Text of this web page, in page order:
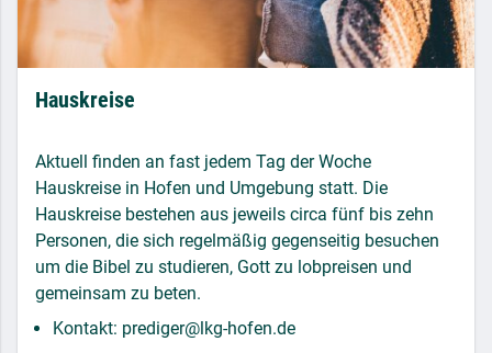
Hauskreise
Aktuell finden an fast jedem Tag der Woche
Hauskreise in Hofen und Umgebung statt. Die
Hauskreise bestehen aus jeweils circa fünf bis zehn
Personen, die sich regelmäßig gegenseitig besuchen
um die Bibel zu studieren, Gott zu lobpreisen und
gemeinsam zu beten.
Kontakt: prediger@lkg-hofen.de